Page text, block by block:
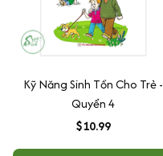
Kỹ Năng Sinh Tồn Cho Trẻ -
Quyển 4
$10.99